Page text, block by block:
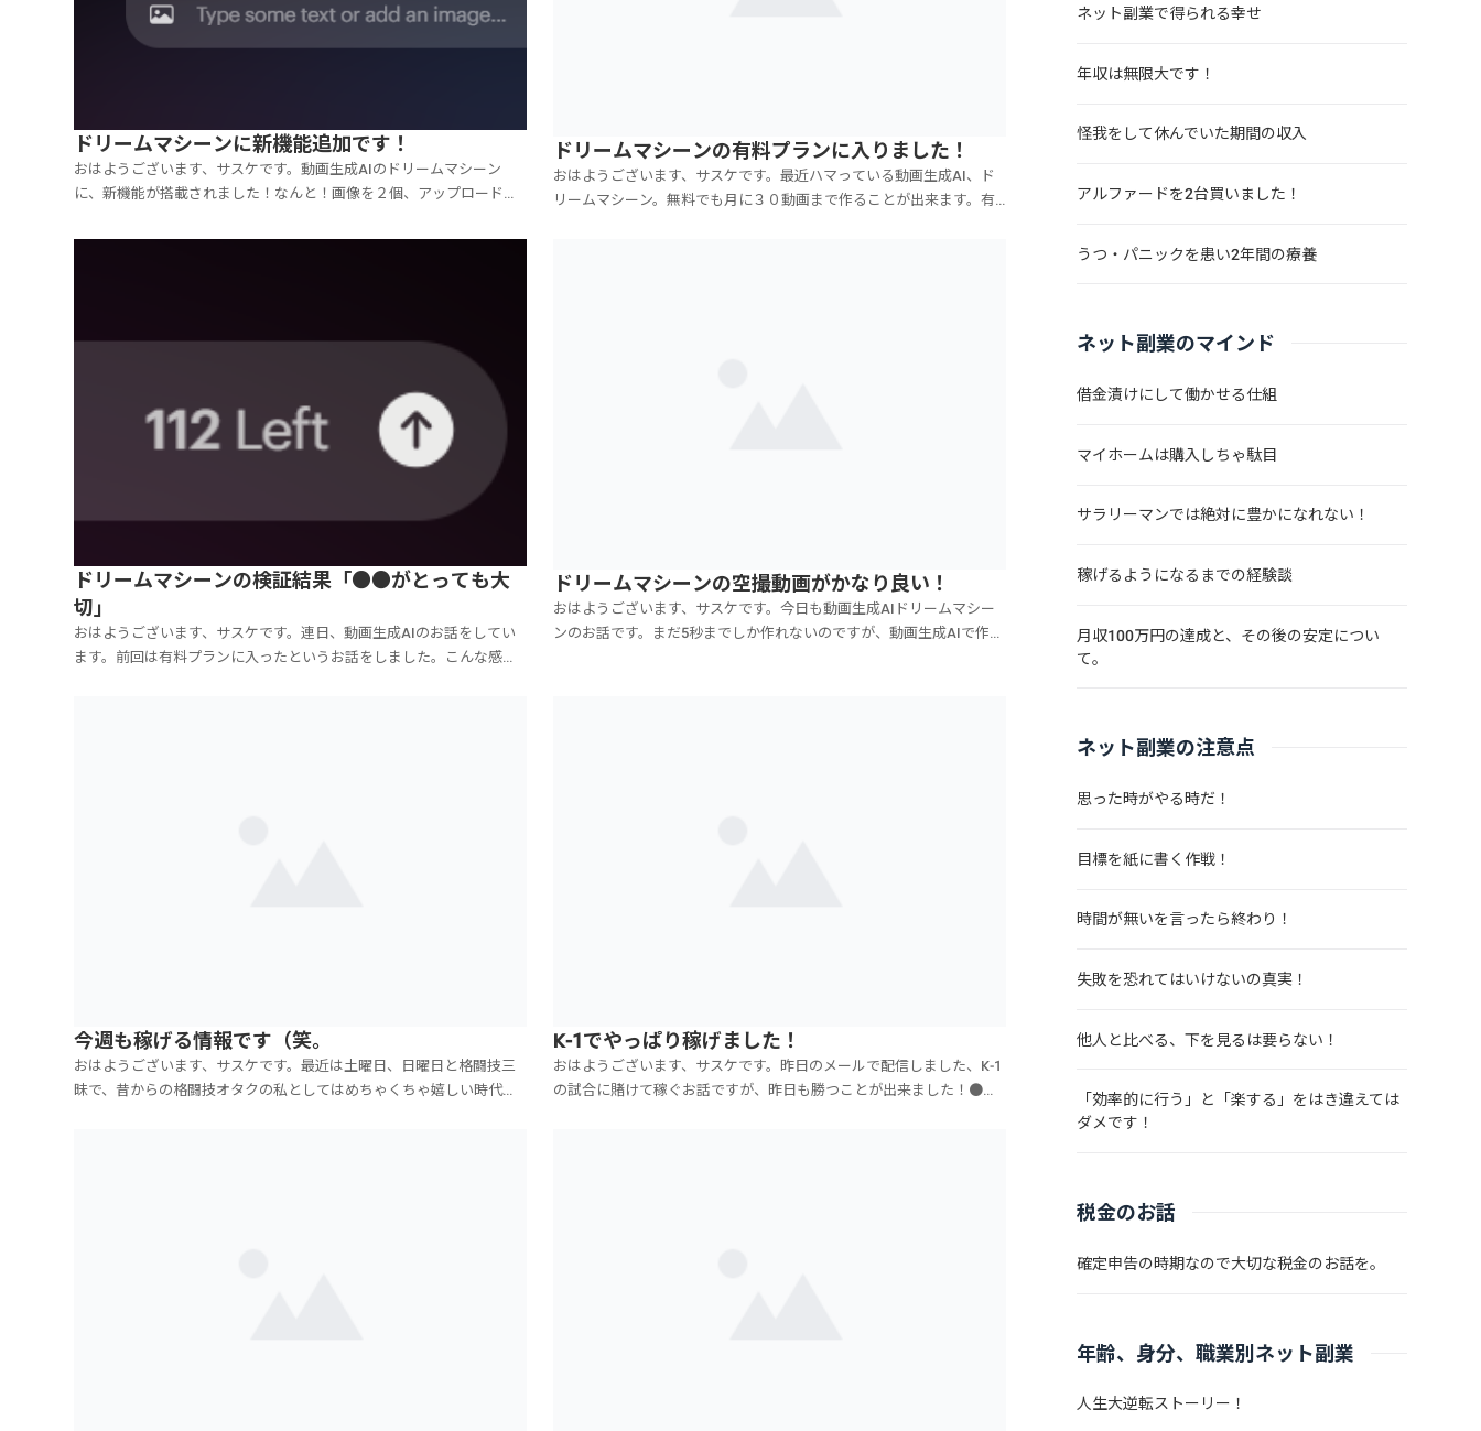
ドリームマシーンに新機能追加です！
おはようございます、サスケです。動画生成AIのドリームマシーン
に、新機能が搭載されました！なんと！画像を２個、アップロードで
枚目の画像をアップロードする場所が出てきます。もちろん、今まで
ドリームマシーンの有料プランに入りました！
おはようございます、サスケです。最近ハマっている動画生成AI、ド
リームマシーン。無料でも月に３０動画まで作ることが出来ます。有
ドリームマシーンの検証結果「●●がとっても大
切」
おはようございます、サスケです。連日、動画生成AIのお話をしてい
ます。前回は有料プランに入ったというお話をしました。こんな感じ
ドリームマシーンの空撮動画がかなり良い！
おはようございます、サスケです。今日も動画生成AIドリームマシー
ンのお話です。まだ5秒までしか作れないのですが、動画生成AIで作っ
今週も稼げる情報です（笑。
おはようございます、サスケです。最近は土曜日、日曜日と格闘技三
昧で、昔からの格闘技オタクの私としてはめちゃくちゃ嬉しい時代に
K-1でやっぱり稼げました！
おはようございます、サスケです。昨日のメールで配信しました、K-1
の試合に賭けて稼ぐお話ですが、昨日も勝つことが出来ました！●与
ネット副業で得られる幸せ
年収は無限大です！
怪我をして休んでいた期間の収入
アルファードを2台買いました！
うつ・パニックを患い2年間の療養
ネット副業のマインド
借金漬けにして働かせる仕組
マイホームは購入しちゃ駄目
サラリーマンでは絶対に豊かになれない！
稼げるようになるまでの経験談
月収100万円の達成と、その後の安定につい
て。
ネット副業の注意点
思った時がやる時だ！
目標を紙に書く作戦！
時間が無いを言ったら終わり！
失敗を恐れてはいけないの真実！
他人と比べる、下を見るは要らない！
「効率的に行う」と「楽する」をはき違えては
ダメです！
税金のお話
確定申告の時期なので大切な税金のお話を。
年齢、身分、職業別ネット副業
人生大逆転ストーリー！